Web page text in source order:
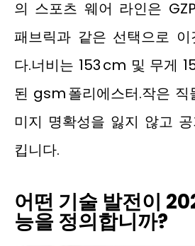
의 스포츠 웨어 라인은
패브릭과 같은 선택으로
다.너비는 153 cm 및 무게
된 gsm 폴리에스터.작은 직
미지 명확성을 잃지 않고
킵니다.
어떤 기술 발전이
능을 정의합니까?